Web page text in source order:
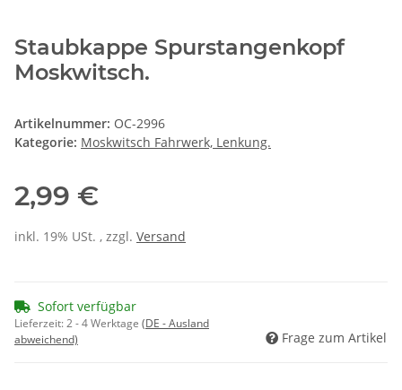
Staubkappe Spurstangenkopf
Moskwitsch.
Artikelnummer: OC-2996
Kategorie: Moskwitsch Fahrwerk, Lenkung.
2,99 €
inkl. 19% USt. , zzgl. Versand
Sofort verfügbar
Lieferzeit:2 - 4 Werktage (DE - Ausland
abweichend)
Frage zum Artikel